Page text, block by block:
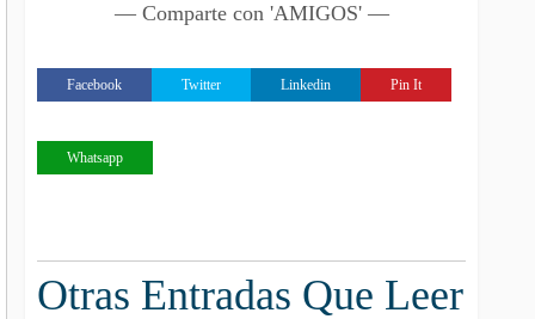
— Comparte con 'AMIGOS' —
Facebook Twitter Linkedin Pin It
Whatsapp
Otras Entradas Que Leer